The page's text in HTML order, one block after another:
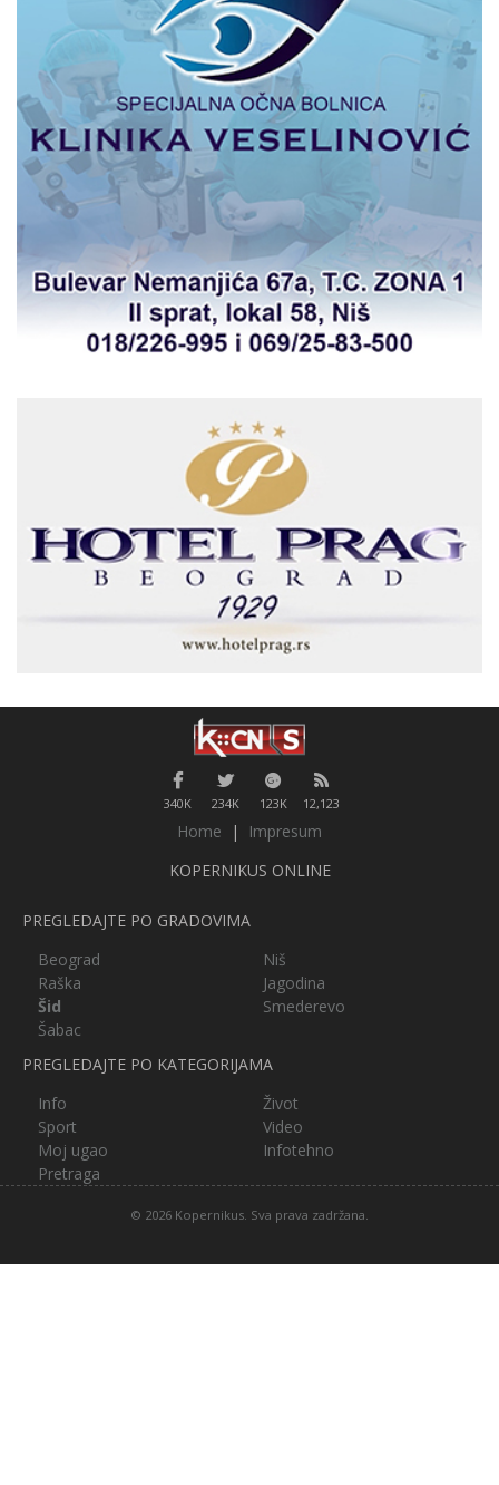
340K 234K 123K 12,123
Home |
Impresum
KOPERNIKUS ONLINE
PREGLEDAJTE PO GRADOVIMA
Beograd
Niš
Raška
Jagodina
Šid
Smederevo
Šabac
PREGLEDAJTE PO KATEGORIJAMA
Info
Život
Sport
Video
Moj ugao
Infotehno
Pretraga
© 2026 Kopernikus. Sva prava zadržana.